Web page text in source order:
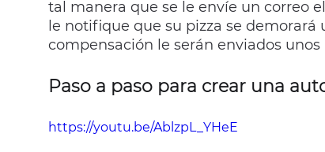
tal manera que se le envíe un correo
le notifique que su pizza se
compensación le serán enviados
Paso a paso para crear una
https://youtu.be/AblzpL_YHeE